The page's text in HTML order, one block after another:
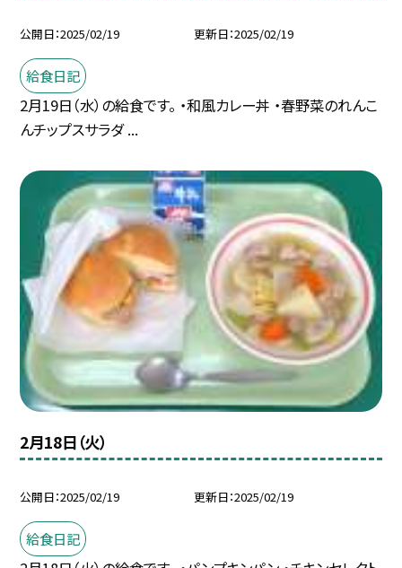
公開日 2025/02/19 更新日 2025/02/19
給食日記
2月19日（水）の給食です。 ・和風カレー丼 ・春野菜のれんこ
んチップスサラダ ...
2月18日（火）
公開日 2025/02/19 更新日 2025/02/19
給食日記